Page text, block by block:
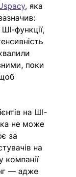
, яка
функції,
поки
на ШІ-
не може
за
на
компанії
— адже